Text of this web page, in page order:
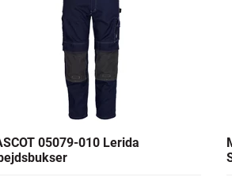
05079-010 Lerida